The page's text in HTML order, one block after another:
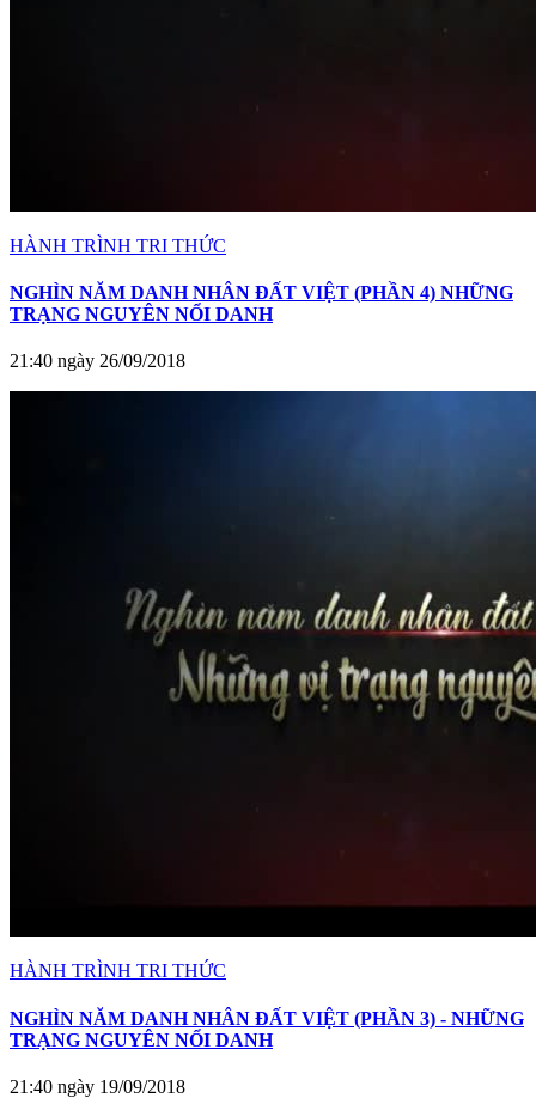
HÀNH TRÌNH TRI THỨC
NGHÌN NĂM DANH NHÂN ĐẤT VIỆT (PHẦN 4) NHỮNG
TRẠNG NGUYÊN NỔI DANH
21:40 ngày 26/09/2018
HÀNH TRÌNH TRI THỨC
NGHÌN NĂM DANH NHÂN ĐẤT VIỆT (PHẦN 3) - NHỮNG
TRẠNG NGUYÊN NỔI DANH
21:40 ngày 19/09/2018